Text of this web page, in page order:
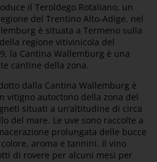
il Teroldego Rotaliano, un
del Trentino Alto-Adige, nel
è situata a Termeno sulla
regione vitivinicola del
la Cantina Wallemburg è una
cantine della zona.
dalla Cantina Wallemburg è
vitigno autoctono della zona del
situati a un’altitudine di circa
del mare. Le uve sono raccolte a
prolungata delle bucce
aroma e tannini. Il vino
di rovere per alcuni mesi per